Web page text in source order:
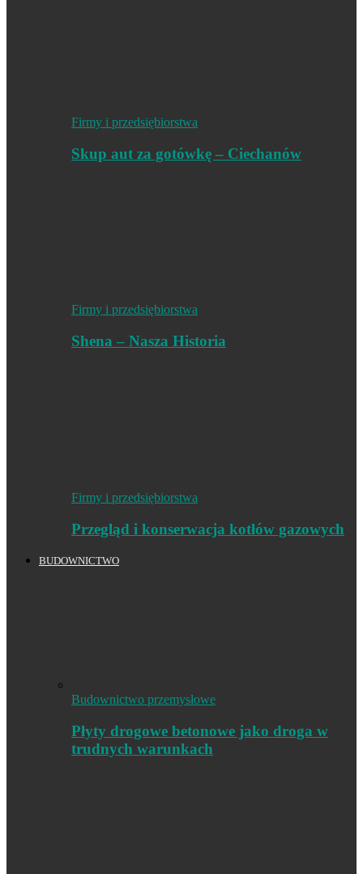
Firmy i przedsiębiorstwa
Skup aut za gotówkę – Ciechanów
Firmy i przedsiębiorstwa
Shena – Nasza Historia
Firmy i przedsiębiorstwa
Przegląd i konserwacja kotłów gazowych
BUDOWNICTWO
Budownictwo przemysłowe
Płyty drogowe betonowe jako droga w
trudnych warunkach